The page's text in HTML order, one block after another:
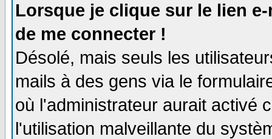
Lorsque je clique sur le lien
de me connecter !
Désolé, mais seuls les
mails à des gens via le
où l'administrateur aurait activé
l'utilisation malveillante du